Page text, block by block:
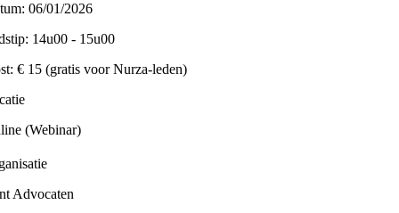
06/01/2026
14u00 - 15u00
€ 15 (gratis voor Nurza-leden)
(Webinar)
Advocaten